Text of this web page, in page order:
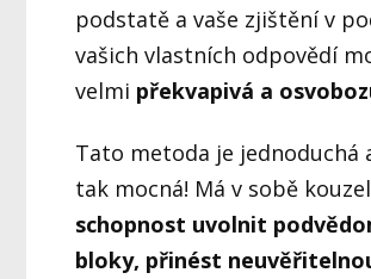
podstatě a vaše zjištění v
vašich vlastních odpovědí
velmi překvapivá a
Tato metoda je jednoduchá
tak mocná! Má v sobě
schopnost uvolnit
bloky, přinést